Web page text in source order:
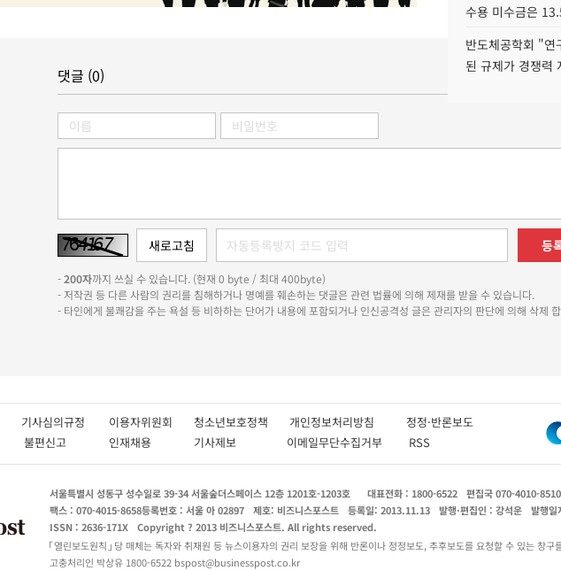
수용 미수금은
반도체공학회 "연
된 규제가 경쟁력
댓글 (0)
등
-200자까지 쓰실 수 있습니다. (현재 0 byte / 최대 400byte)
- 저작권 등 다른 사람의 권리를 침해하거나 명예를 훼손하는 댓글은 관련 법률에 의해 제재를 받을 수 있습니다.
- 타인에게 불쾌감을 주는 욕설 등 비하하는 단어가 내용에 포함되거나 인신공격성 글은 관리자의 판단에 의해 삭제
기사심의규정 이용자위원회 청소년보호정책 개인정보처리방침 정정·반론보도
불편신고 인재채용 기사제보 이메일무단수집거부 RSS
서울특별시 성동구 성수일로 39-34 서울숲더스페이스 12층 1201호-1203호 대표전화 : 1800-6522 편집국 070-4010-8510
팩스 : 070-4015-8658등록번호 : 서울 아 02897 제호: 비즈니스포스트 등록일: 2013.11.13 발행·편집인 : 강석운 발행일
ISSN : 2636-171X
Copyright ? 2013 비즈니스포스트. All rights reserved.
열린보도원칙
당 매체는 독자와 취재원 등 뉴스이용자의 권리 보장을 위해 반론이나 정정보도, 추후보도를 요청할 수 있는 창구
고충처리인 박상유 1800-6522 bspost@businesspost.co.kr